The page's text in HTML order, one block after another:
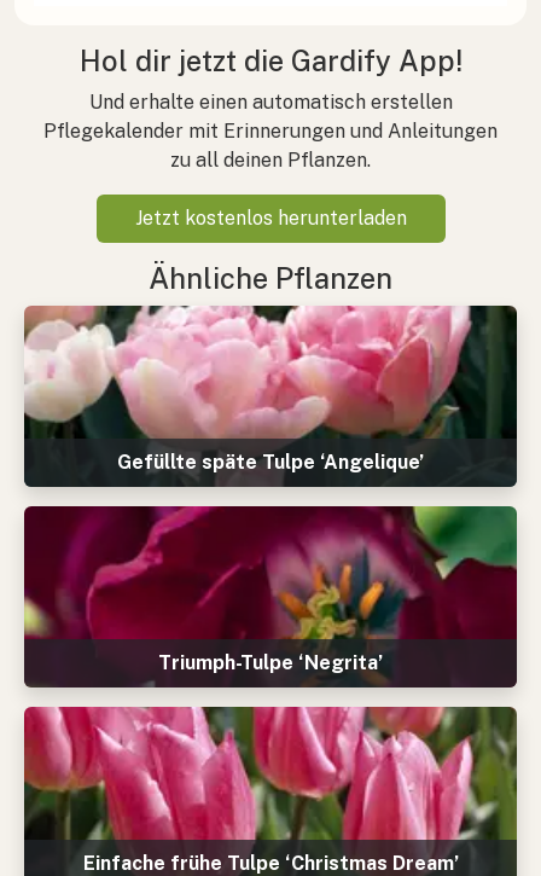
Hol dir jetzt die Gardify App!
Und erhalte einen automatisch erstellen
Pflegekalender mit Erinnerungen und Anleitungen
zu all deinen Pflanzen.
Jetzt kostenlos herunterladen
Ähnliche Pflanzen
Gefüllte späte Tulpe ‘Angelique’
Triumph-Tulpe ‘Negrita’
Einfache frühe Tulpe ‘Christmas Dream’